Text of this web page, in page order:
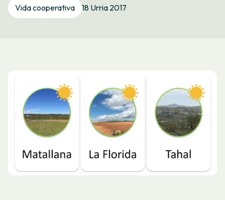
Bulego Birtuala
Vida cooperativa 18 Urria 2017